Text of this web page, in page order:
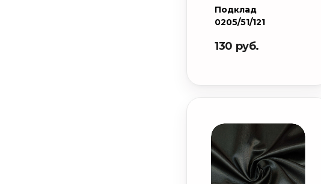
Подклад
0205/51/121
130 руб.